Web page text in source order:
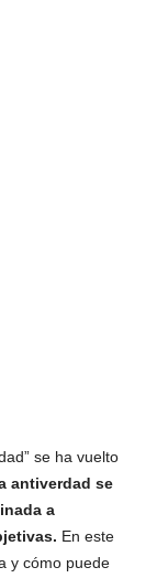
se ha vuelto
antiverdad se
a
En este
y cómo puede